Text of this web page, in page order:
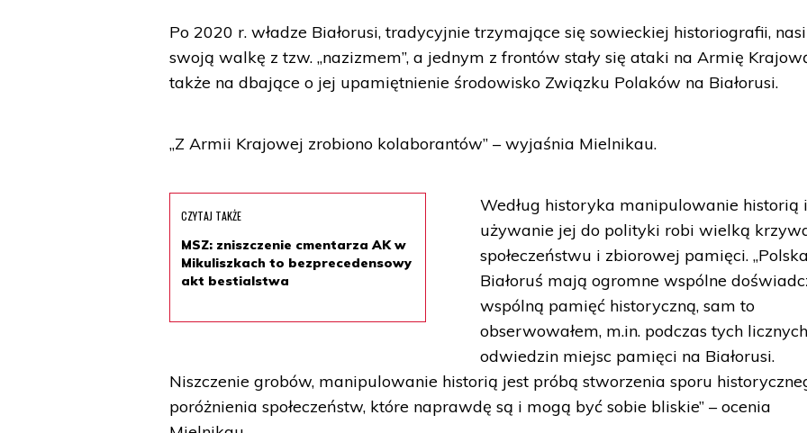
Po 2020 r. władze Białorusi, tradycyjnie trzymające się sowieckiej historiografii,
swoją walkę z tzw. „nazizmem”, a jednym z frontów stały się ataki na Armię
także na dbające o jej upamiętnienie środowisko Związku Polaków na Białorusi.
„Z Armii Krajowej zrobiono kolaborantów” – wyjaśnia Mielnikau.
CZYTAJ TAKŻE
MSZ: zniszczenie cmentarza AK w
Mikuliszkach to bezprecedensowy
akt bestialstwa
Według historyka manipulowanie historią i
używanie jej do polityki robi wielką
społeczeństwu i zbiorowej pamięci.
Białoruś mają ogromne wspólne
wspólną pamięć historyczną, sam to
obserwowałem, m.in. podczas tych licznych
odwiedzin miejsc pamięci na Białorusi.
Niszczenie grobów, manipulowanie historią jest próbą stworzenia sporu
poróżnienia społeczeństw, które naprawdę są i mogą być sobie bliskie” – ocenia